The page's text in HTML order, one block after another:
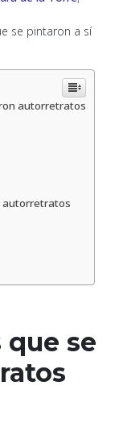
se pintaron a sí
autorretratos
autorretratos
se